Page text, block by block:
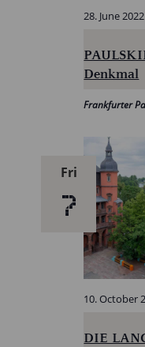
Denkmal
28. June 2022
Frankfurter
Fri
7
DIE
10. October